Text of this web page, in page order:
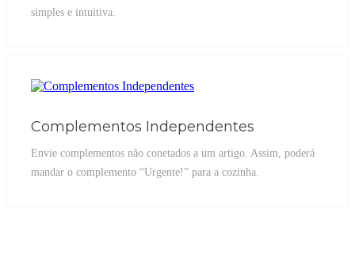
simples e intuitiva.
Complementos Independentes
Envie complementos não conetados a um artigo. Assim, poderá
mandar o complemento “Urgente!” para a cozinha.